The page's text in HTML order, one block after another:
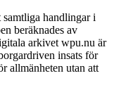
samtliga handlingar i
beräknades av
arkivet wpu.nu är
insats för
allmänheten utan att